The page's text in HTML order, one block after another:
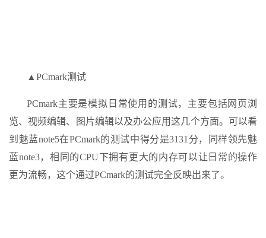
▲PCmark测试
PCmark主要是模拟日常使用的测试，主要包括网页浏
览、视频编辑、图片编辑以及办公应用这几个方面。可以看
到魅蓝note5在PCmark的测试中得分是3131分，同样领先魅
蓝note3，相同的CPU下拥有更大的内存可以让日常的操作
更为流畅，这个通过PCmark的测试完全反映出来了。